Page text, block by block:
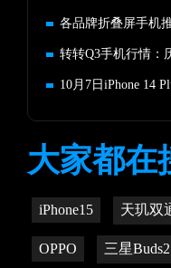
各品牌折叠屏手机
大家都在
iPhone15 天玑双
OPPO 三星